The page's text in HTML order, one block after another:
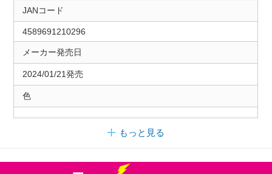
JANコード
4589691210296
メーカー発売日
2024/01/21発売
色
もっと見る